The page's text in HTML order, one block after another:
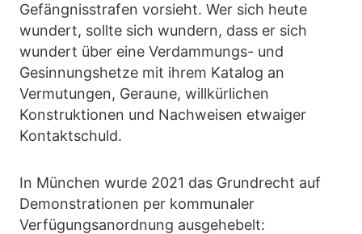
Gefängnisstrafen vorsieht. Wer sich heute
wundert, sollte sich wundern, dass er sich
wundert über eine Verdammungs- und
Gesinnungshetze mit ihrem Katalog an
Vermutungen, Geraune, willkürlichen
Konstruktionen und Nachweisen etwaiger
Kontaktschuld.
In München wurde 2021 das Grundrecht auf
Demonstrationen per kommunaler
Verfügungsanordnung ausgehebelt: